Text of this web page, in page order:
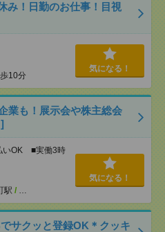
み！日勤のお仕事！目視
10分
気になる！
業も！展示会や株主総会
いOK ■実働3時
駅 / …
気になる！
サクッと登録OK＊クッキ